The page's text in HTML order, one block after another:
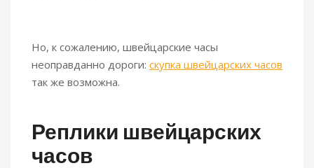
Но, к сожалению, швейцарские часы
неоправданно дороги: скупка швейцарских часов
так же возможна.
Реплики швейцарских
часов